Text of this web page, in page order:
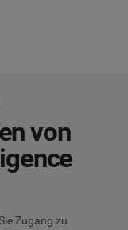
von
Zugang zu